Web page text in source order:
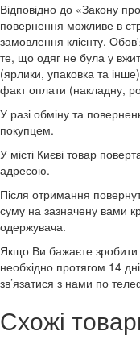
Відповідно до «Закону
повернення можливе в
замовлення клієнту.
те, що одяг не була у
(ярлики, упаковка та
факт оплати (накладну,
У разі обміну та
покупцем.
У місті Києві товар
адресою.
Після отримання
суму на зазначену вами
одержувача.
Якщо Ви бажаєте
необхідно протягом 14
зв’язатися з нами по
Схожі